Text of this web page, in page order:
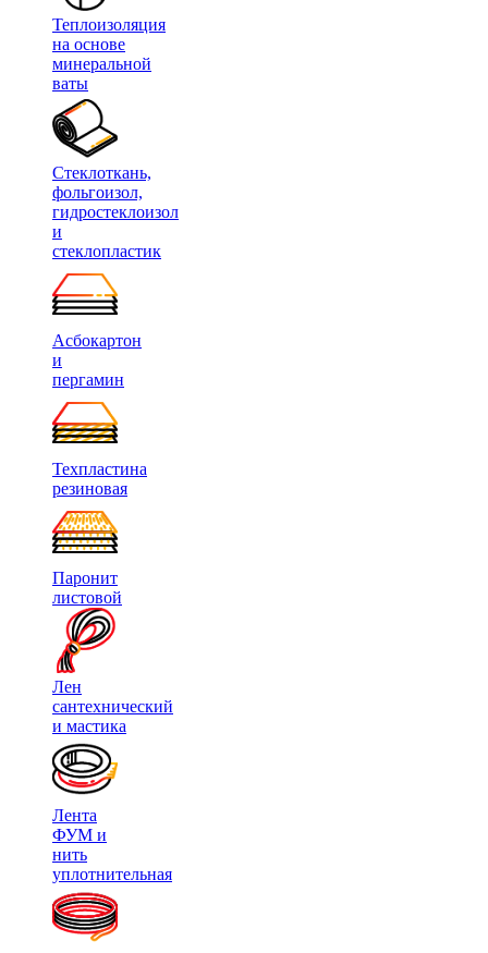
Теплоизоляция
на основе
минеральной
ваты
Стеклоткань,
фольгоизол,
гидростеклоизол
и
стеклопластик
Асбокартон
и
пергамин
Техпластина
резиновая
Паронит
листовой
Лен
сантехнический
и мастика
Лента
ФУМ и
нить
уплотнительная